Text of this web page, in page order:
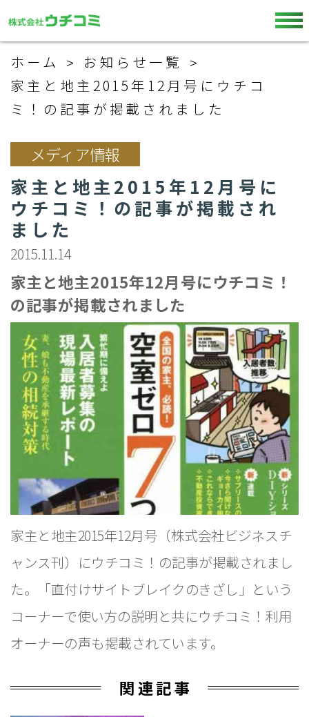
ホーム
お知らせ一覧
家主と地主2015年12月号にウチコ
ミ！の記事が掲載されました
メディア情報
家主と地主2015年12月号に
ウチコミ！の記事が掲載され
ました
2015.11.14
家主と地主2015年12月号にウチコミ！
の記事が掲載されました
家主と地主2015年12月号（株式会社ビジネスチ
ャンス刊）にウチコミ！の記事が掲載されまし
た。「直付けサイトブレイクのきざし」という
コーナーで使い方の説明と共にウチコミ！利用
オーナーの声も掲載されています。
関連記事